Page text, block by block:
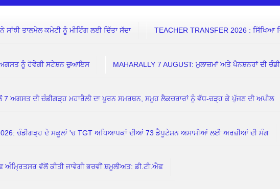
ਸਾਂਝੀ ਤਾਲਮੇਲ ਕਮੇਟੀ ਨੂੰ ਮੀਟਿੰਗ ਲਈ ਦਿੱਤਾ ਸੱਦਾ TEACHER TRANSFER 2026 : ਸਿੱਖਿਆ
ਅਗਸਤ ਨੂੰ ਹੋਵੇਗੀ ਸਟੇਸ਼ਨ ਚੁਆਇਸ MAHARALLY 7 AUGUST: ਮੁਲਾਜ਼ਮਾਂ ਅਤੇ ਪੈਨਸ਼ਨਰਾਂ ਦੀ
ਅਗਸਤ ਦੀ ਚੰਡੀਗੜ੍ਹ ਮਹਾਰੈਲੀ ਦਾ ਪੂਰਨ ਸਮਰਥਨ, ਸਮੂਹ ਲੈਕਚਰਾਰਾਂ ਨੂੰ ਵੱਧ-ਚੜ੍ਹ ਕੇ ਪੁੱਜਣ ਦੀ ਅਪੀਲ
2026: ਚੰਡੀਗੜ੍ਹ ਦੇ ਸਕੂਲਾਂ 'ਚ TGT ਅਧਿਆਪਕਾਂ ਦੀਆਂ 73 ਡੈਪੂਟੇਸ਼ਨ ਅਸਾਮੀਆਂ ਲਈ ਅਰਜ਼ੀਆਂ ਦੀ ਮੰਗ
ਅੰਮ੍ਰਿਤਸਰ ਵੱਲੋਂ ਕੀਤੀ ਜਾਵੇਗੀ ਭਰਵੀਂ ਸ਼ਮੂਲੀਅਤ: ਡੀ.ਟੀ.ਐਫ